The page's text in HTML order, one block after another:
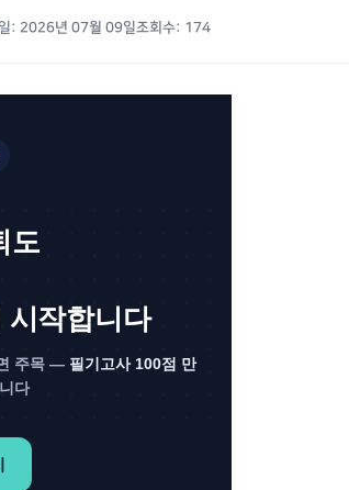
: 2026년 07월 09일조회수: 174
도
시작합니다
주목 — 필기고사 100점 만
다